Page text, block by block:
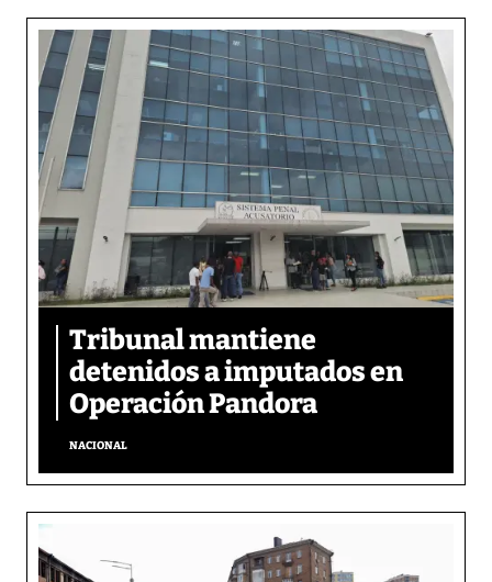
Tribunal mantiene
detenidos a imputados en
Operación Pandora
NACIONAL